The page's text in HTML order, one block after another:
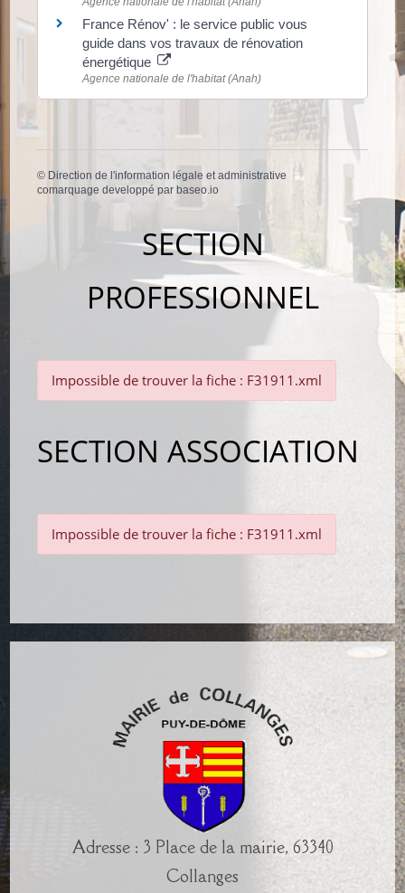
France Rénov' : le service public vous
guide dans vos travaux de rénovation
énergétique
Agence nationale de l'habitat (Anah)
© Direction de l'information légale et administrative
comarquage developpé par baseo.io
SECTION
PROFESSIONNEL
Impossible de trouver la fiche : F31911.xml
SECTION ASSOCIATION
Impossible de trouver la fiche : F31911.xml
Adresse : 3 Place de la mairie, 63340
Collanges